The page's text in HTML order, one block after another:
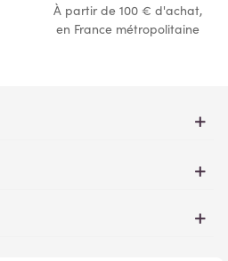
À partir de 100 € d'achat,
en France métropolitaine